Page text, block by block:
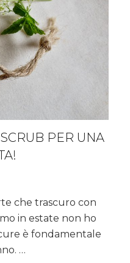
PER UNA
che trascuro con
in estate non ho
è fondamentale
…